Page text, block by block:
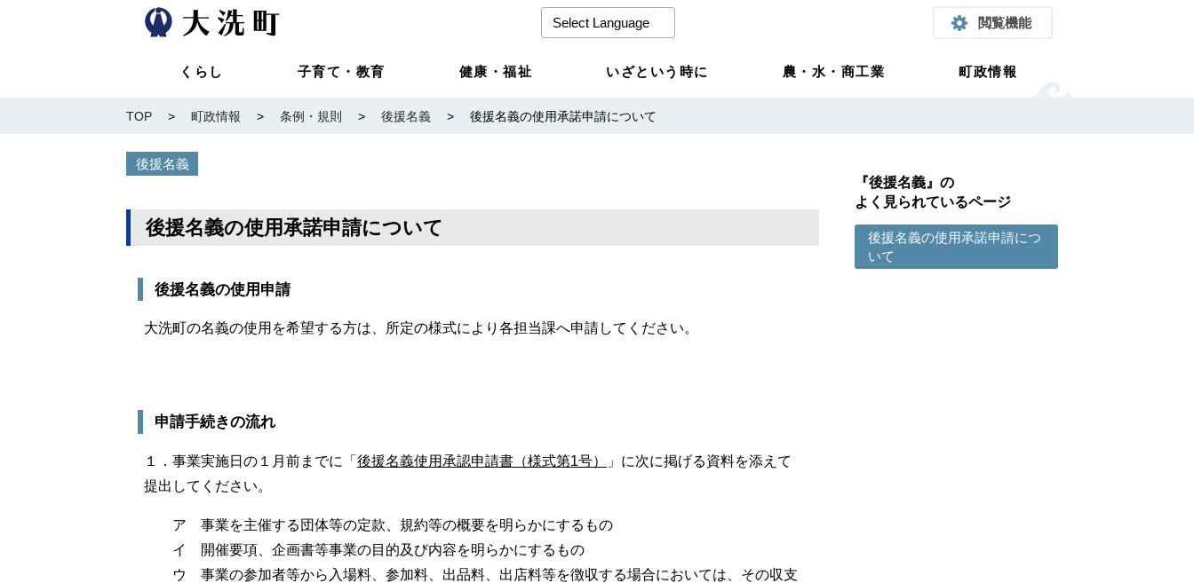
閲覧機能
くらし 子育て・教育 健康・福祉 いざという時に 農・水・商工業 町政情報
TOP > 町政情報 > 条例・規則 > 後援名義 > 後援名義の使用承諾申請について
後援名義
後援名義の使用承諾申請について
後援名義の使用申請
大洗町の名義の使用を希望する方は、所定の様式により各担当課へ申請してください。
申請手続きの流れ
１．事業実施日の１月前までに「 後援名義使用承認申請書（様式第1号）
」に次に掲げる資料を添えて
提出してください。
ア 事業を主催する団体等の定款、規約等の概要を明らかにするもの
イ 開催要項、企画書等事業の目的及び内容を明らかにするもの
ウ 事業の参加者等から入場料、参加料、出品料、出店料等を徴収する場合においては、その収支
『後援名義』の
よく見られているページ
後援名義の使用承諾申請につ
いて